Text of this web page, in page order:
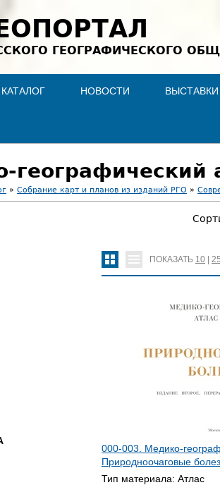
ГЕОГРАФИЧЕСКОГО
КАТАЛОГ НОВОСТИ ВЫСТАВКИ
географический
» Собрание карт и планов из изданий РГО »
ПОКАЗАТЬ 10
000-003. Медико-
Природноочаговые
Тип материала: Атлас